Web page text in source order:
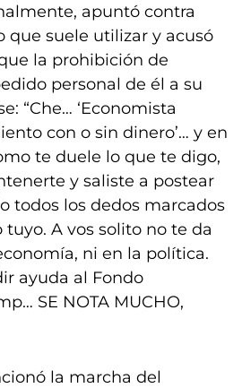
apuntó contra
que suele utilizar y acusó
la prohibición de
personal de él a su
“Che… ‘Economista
con o sin dinero’… y en
te duele lo que te digo,
y saliste a postear
todos los dedos marcados
A vos solito no te da
ni en la política.
ayuda al Fondo
SE NOTA MUCHO,
la marcha del